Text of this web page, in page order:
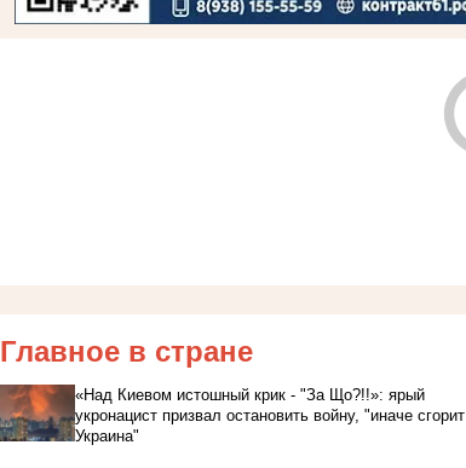
Главное в стране
«Над Киевом истошный крик - "За Що?!!»: ярый
укронацист призвал остановить войну, "иначе сгорит
Украина"